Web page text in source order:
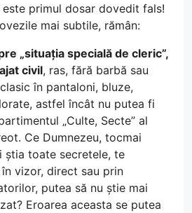
este primul dosar dovedit fals!
mai subtile, rămân:
„situația specială de cleric”,
civil, ras, fără barbă sau
în pantaloni, bluze,
astfel încât nu putea fi
„Culte, Secte” al
Ce Dumnezeu, tocmai
știa toate secretele, te
vizor, direct sau prin
putea să nu știe mai
Eroarea aceasta se putea